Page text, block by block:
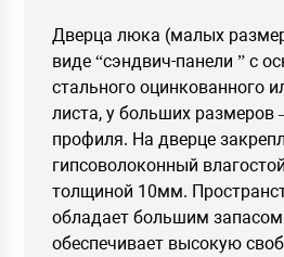
Дверца люка (малых
виде “сэндвич-панели ” с
стального оцинкованного
листа, у больших размеров
профиля. На дверце
гипсоволоконный
толщиной 10мм.
обладает большим запасом
обеспечивает высокую